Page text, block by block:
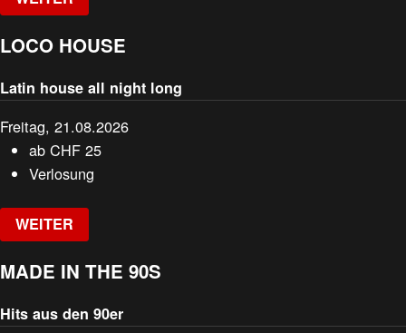
LOCO HOUSE
Latin house all night long
Freitag, 21.08.2026
abCHF 25
Verlosung
WEITER
MADE IN THE 90S
Hits aus den 90er